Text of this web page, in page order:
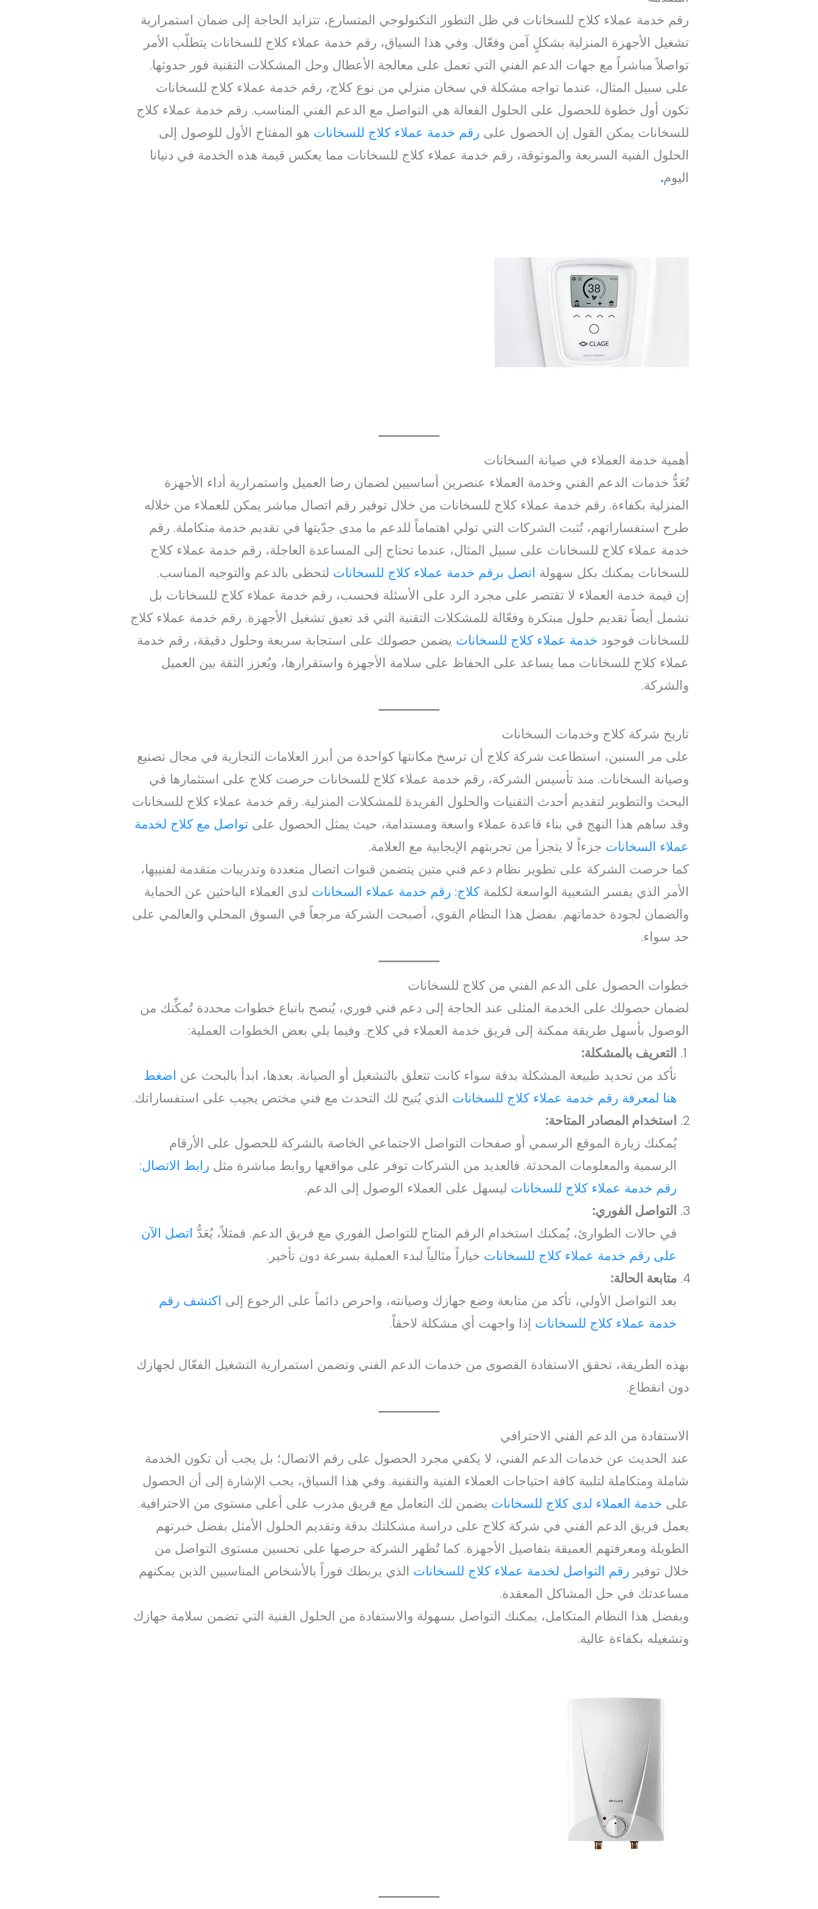
رقم خدمة عملاء كلاج للسخانات في ظل التطور التكنولوجي المتسارع، تتزايد الحاجة إلى ضمان استمرارية
تشغيل الأجهزة المنزلية بشكلٍ آمن وفعّال. وفي هذا السياق، رقم خدمة عملاء كلاج للسخانات يتطلّب الأمر
تواصلاً مباشراً مع جهات الدعم الفني التي تعمل على معالجة الأعطال وحل المشكلات التقنية فور حدوثها.
على سبيل المثال، عندما تواجه مشكلة في سخان منزلي من نوع كلاج، رقم خدمة عملاء كلاج للسخانات
تكون أول خطوة للحصول على الحلول الفعالة هي التواصل مع الدعم الفني المناسب. رقم خدمة عملاء كلاج
للسخانات يمكن القول إن الحصول على رقم خدمة عملاء كلاج للسخانات هو المفتاح الأول للوصول إلى
الحلول الفنية السريعة والموثوقة، رقم خدمة عملاء كلاج للسخانات مما يعكس قيمة هذه الخدمة في دنيانا
اليوم.
أهمية خدمة العملاء في صيانة السخانات
تُعَدُّ خدمات الدعم الفني وخدمة العملاء عنصرين أساسيين لضمان رضا العميل واستمرارية أداء الأجهزة
المنزلية بكفاءة. رقم خدمة عملاء كلاج للسخانات من خلال توفير رقم اتصال مباشر يمكن للعملاء من خلاله
طرح استفساراتهم، تُثبت الشركات التي تولي اهتماماً للدعم ما مدى جدّيتها في تقديم خدمة متكاملة. رقم
خدمة عملاء كلاج للسخانات على سبيل المثال، عندما تحتاج إلى المساعدة العاجلة، رقم خدمة عملاء كلاج
للسخانات يمكنك بكل سهولة اتصل برقم خدمة عملاء كلاج للسخانات لتحظى بالدعم والتوجيه المناسب.
إن قيمة خدمة العملاء لا تقتصر على مجرد الرد على الأسئلة فحسب، رقم خدمة عملاء كلاج للسخانات بل
تشمل أيضاً تقديم حلول مبتكرة وفعّالة للمشكلات التقنية التي قد تعيق تشغيل الأجهزة. رقم خدمة عملاء كلاج
للسخانات فوجود خدمة عملاء كلاج للسخانات يضمن حصولك على استجابة سريعة وحلول دقيقة، رقم خدمة
عملاء كلاج للسخانات مما يساعد على الحفاظ على سلامة الأجهزة واستقرارها، ويُعزز الثقة بين العميل
والشركة.
تاريخ شركة كلاج وخدمات السخانات
على مر السنين، استطاعت شركة كلاج أن ترسخ مكانتها كواحدة من أبرز العلامات التجارية في مجال تصنيع
وصيانة السخانات. منذ تأسيس الشركة، رقم خدمة عملاء كلاج للسخانات حرصت كلاج على استثمارها في
البحث والتطوير لتقديم أحدث التقنيات والحلول الفريدة للمشكلات المنزلية. رقم خدمة عملاء كلاج للسخانات
وقد ساهم هذا النهج في بناء قاعدة عملاء واسعة ومستدامة، حيث يمثل الحصول علىتواصل مع كلاج لخدمة
عملاء السخانات جزءاً لا يتجزأ من تجربتهم الإيجابية مع العلامة.
كما حرصت الشركة على تطوير نظام دعم فني متين يتضمن قنوات اتصال متعددة وتدريبات متقدمة لفنييها،
الأمر الذي يفسر الشعبية الواسعة لكلمةكلاج: رقم خدمة عملاء السخانات لدى العملاء الباحثين عن الحماية
والضمان لجودة خدماتهم. بفضل هذا النظام القوي، أصبحت الشركة مرجعاً في السوق المحلي والعالمي على
حد سواء.
خطوات الحصول على الدعم الفني من كلاج للسخانات
لضمان حصولك على الخدمة المثلى عند الحاجة إلى دعم فني فوري، يُنصح باتباع خطوات محددة تُمكِّنك من
الوصول بأسهل طريقة ممكنة إلى فريق خدمة العملاء في كلاج. وفيما يلي بعض الخطوات العملية:
التعريف بالمشكلة:
تأكد من تحديد طبيعة المشكلة بدقة سواء كانت تتعلق بالتشغيل أو الصيانة. بعدها، ابدأ بالبحث عن اضغط
هنا لمعرفة رقم خدمة عملاء كلاج للسخانات الذي يُتيح لك التحدث مع فني مختص يجيب على استفساراتك.
استخدام المصادر المتاحة:
يُمكنك زيارة الموقع الرسمي أو صفحات التواصل الاجتماعي الخاصة بالشركة للحصول على الأرقام
الرسمية والمعلومات المحدثة. فالعديد من الشركات توفر على مواقعها روابط مباشرة مثل رابط الاتصال:
رقم خدمة عملاء كلاج للسخانات ليسهل على العملاء الوصول إلى الدعم.
التواصل الفوري:
في حالات الطوارئ، يُمكنك استخدام الرقم المتاح للتواصل الفوري مع فريق الدعم. فمثلاً، يُعَدُّ اتصل الآن
على رقم خدمة عملاء كلاج للسخانات خياراً مثالياً لبدء العملية بسرعة دون تأخير.
متابعة الحالة:
بعد التواصل الأولي، تأكد من متابعة وضع جهازك وصيانته، واحرص دائماً على الرجوع إلى اكتشف رقم
خدمة عملاء كلاج للسخانات إذا واجهت أي مشكلة لاحقاً.
بهذه الطريقة، تحقق الاستفادة القصوى من خدمات الدعم الفني وتضمن استمرارية التشغيل الفعّال لجهازك
دون انقطاع.
الاستفادة من الدعم الفني الاحترافي
عند الحديث عن خدمات الدعم الفني، لا يكفي مجرد الحصول على رقم الاتصال؛ بل يجب أن تكون الخدمة
شاملة ومتكاملة لتلبية كافة احتياجات العملاء الفنية والتقنية. وفي هذا السياق، يجب الإشارة إلى أن الحصول
على خدمة العملاء لدى كلاج للسخانات يضمن لك التعامل مع فريق مدرب على أعلى مستوى من الاحترافية.
يعمل فريق الدعم الفني في شركة كلاج على دراسة مشكلتك بدقة وتقديم الحلول الأمثل بفضل خبرتهم
الطويلة ومعرفتهم العميقة بتفاصيل الأجهزة. كما تُظهر الشركة حرصها على تحسين مستوى التواصل من
خلال توفير رقم التواصل لخدمة عملاء كلاج للسخانات الذي يربطك فوراً بالأشخاص المناسبين الذين يمكنهم
مساعدتك في حل المشاكل المعقدة.
وبفضل هذا النظام المتكامل، يمكنك التواصل بسهولة والاستفادة من الحلول الفنية التي تضمن سلامة جهازك
وتشغيله بكفاءة عالية.